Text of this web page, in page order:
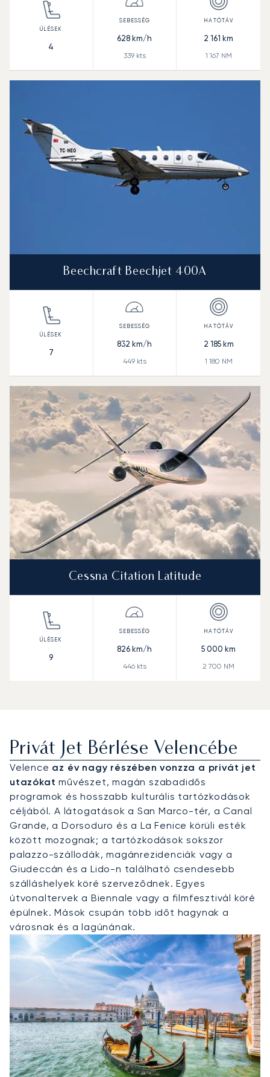
4
628 km/h
339kts
2 161 km
1 167 NM
Beechcraft Beechjet 400A
7
832 km/h
449kts
2 185km
1 180 NM
Cessna Citation Latitude
9
826 km/h
446kts
5 000 km
2 700 NM
Privát Jet Bérlése Velencébe
Velence az év nagy részében vonzza a privát jet
utazókat művészet, magán szabadidős
programok és hosszabb kulturális tartózkodások
céljából. A látogatások a San Marco-tér, a Canal
Grande, a Dorsoduro és a La Fenice körüli esték
között mozognak; a tartózkodások sokszor
palazzo-szállodák, magánrezidenciák vagy a
Giudeccán és a Lido-n található csendesebb
szálláshelyek köré szerveződnek. Egyes
útvonaltervek a Biennale vagy a filmfesztivál köré
épülnek. Mások csupán több időt hagynak a
városnak és a lagúnának.